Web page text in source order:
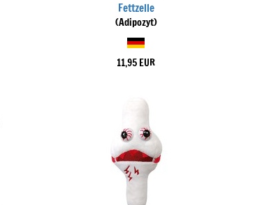
Fettzelle
(Adipozyt)
11,95 EUR